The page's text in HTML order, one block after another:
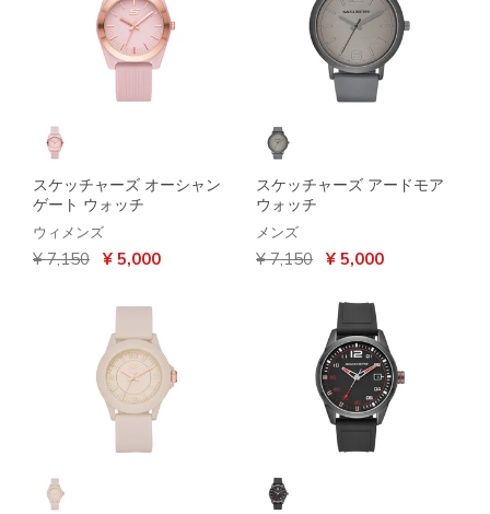
スケッチャーズ オーシャン
ゲート ウォッチ
ウィメンズ
からの値引き
¥ 7,150 から
¥ 5,000
スケッチャーズ アードモア
ウォッチ
メンズ
からの値引き
¥ 7,150 から
¥ 5,000